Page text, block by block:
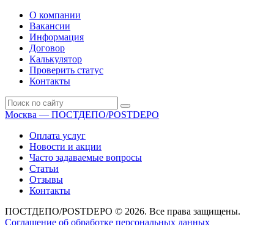
О компании
Вакансии
Информация
Договор
Калькулятор
Проверить статус
Контакты
Москва — ПОСТДЕПО/POSTDEPO
Оплата услуг
Новости и акции
Часто задаваемые вопросы
Статьи
Отзывы
Контакты
ПОСТДЕПО/POSTDEPO © 2026. Все права защищены.
Соглашение об обработке персональных данных